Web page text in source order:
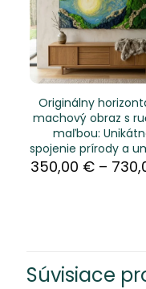
Originálny
machový obraz s
maľbou:
spojenie prírody a
350,00 € –
Súvisiace